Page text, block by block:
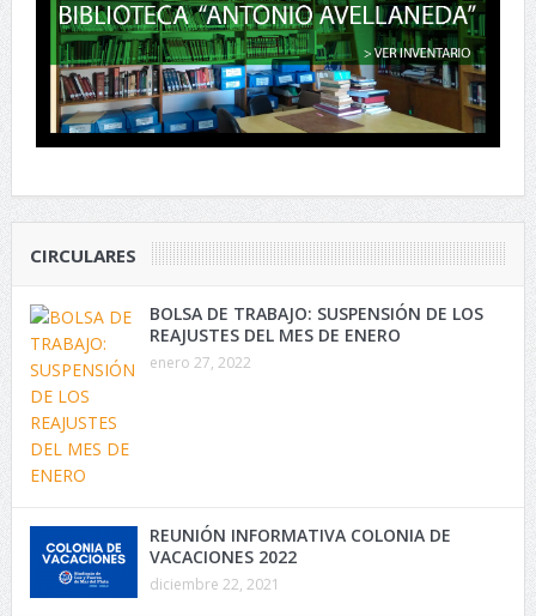
CIRCULARES
BOLSA DE TRABAJO: SUSPENSIÓN DE LOS
REAJUSTES DEL MES DE ENERO
enero 27, 2022
REUNIÓN INFORMATIVA COLONIA DE
VACACIONES 2022
diciembre 22, 2021